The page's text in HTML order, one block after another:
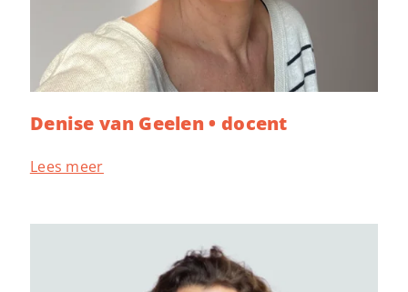
Denise van Geelen • docent
Lees meer